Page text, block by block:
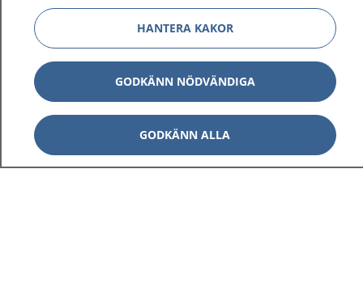
1177 på flera språk Visa
Om 1177 Visa
Kontakt Visa
HANTERA KAKOR
GODKÄNN NÖDVÄNDIGA
GODKÄNN ALLA